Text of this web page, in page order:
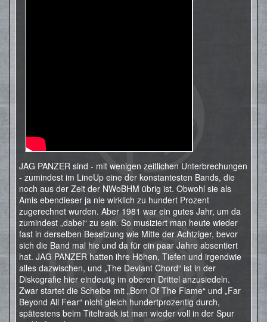
JAG PANZER sind - mit wenigen zeitlichen Unterbrechungen
- zumindest im LineUp eine der konstantesten Bands, die
noch aus der Zeit der NWoBHM übrig ist. Obwohl sie als
Amis ebendieser ja nie wirklich zu hundert Prozent
zugerechnet wurden. Aber 1981 war ein gutes Jahr, um da
zumindest „dabei“ zu sein. So musiziert man heute wieder
fast in derselben Besetzung wie Mitte der Achtziger, bevor
sich die Band mal hie und da für ein paar Jahre absentiert
hat. JAG PANZER hatten ihre Höhen, Tiefen und irgendwie
alles dazwischen, und „The Deviant Chord“ ist in der
Diskografie hier eindeutig im oberen Drittel anzusiedeln.
Zwar startet die Scheibe mit „Born Of The Flame“ und „Far
Beyond All Fear“ nicht gleich hundertprozentig durch,
spätestens beim Titeltrack ist man wieder voll in der Spur